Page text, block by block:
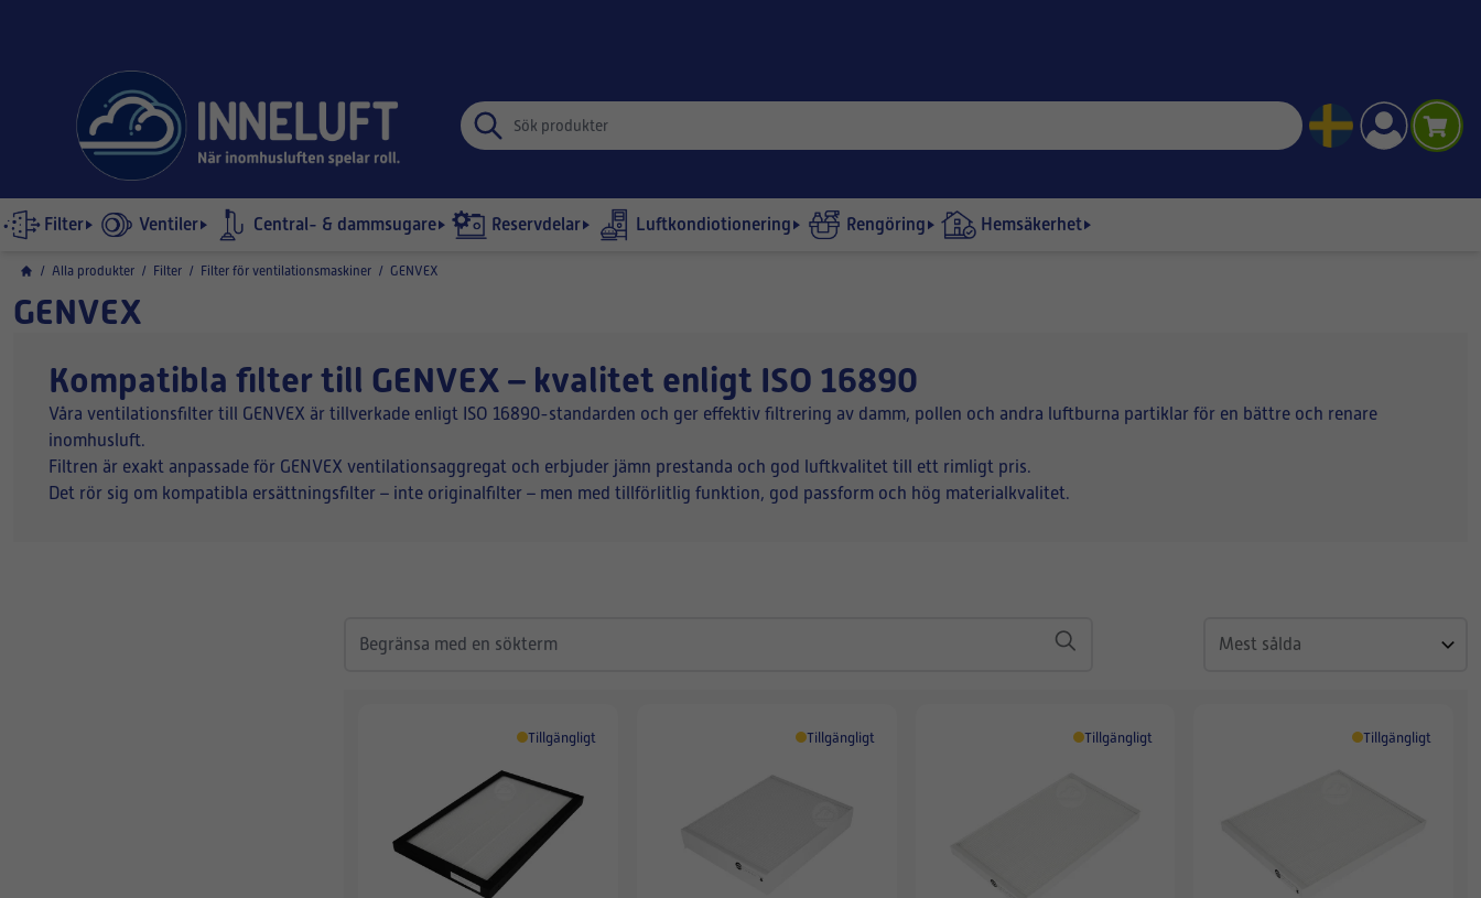
Filter Ventiler Central- & dammsugare Reservdelar Luftkondiotionering Rengöring Hemsäkerhet
/ Alla produkter / Filter / Filter för ventilationsmaskiner / GENVEX
GENVEX
Kompatibla filter till GENVEX – kvalitet enligt ISO 16890
Våra ventilationsfilter till GENVEX är tillverkade enligt ISO 16890-standarden och ger effektiv filtrering av damm, pollen och andra luftburna partiklar för en bättre och renare
inomhusluft.
Filtren är exakt anpassade för GENVEX ventilationsaggregat och erbjuder jämn prestanda och god luftkvalitet till ett rimligt pris.
Det rör sig om kompatibla ersättningsfilter – inte originalfilter – men med tillförlitlig funktion, god passform och hög materialkvalitet.
Tillgängligt Tillgängligt Tillgängligt Tillgängligt